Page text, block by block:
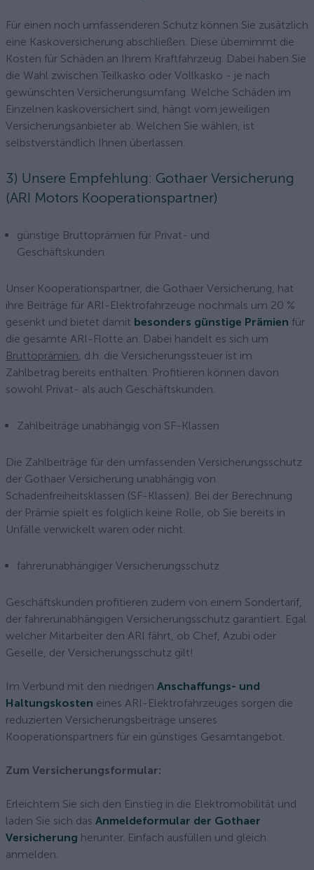
Für einen noch umfassenderen Schutz können Sie zusätzlich
eine Kaskoversicherung abschließen. Diese übernimmt die
Kosten für Schäden an Ihrem Kraftfahrzeug. Dabei haben Sie
die Wahl zwischen Teilkasko oder Vollkasko - je nach
gewünschten Versicherungsumfang. Welche Schäden im
Einzelnen kaskoversichert sind, hängt vom jeweiligen
Versicherungsanbieter ab. Welchen Sie wählen, ist
selbstverständlich Ihnen überlassen.
3) Unsere Empfehlung: Gothaer Versicherung
(ARI Motors Kooperationspartner)
günstige Bruttoprämien für Privat- und
Geschäftskunden
Unser Kooperationspartner, die Gothaer Versicherung, hat
ihre Beiträge für ARI-Elektrofahrzeuge nochmals um 20 %
gesenkt und bietet damit besonders günstige Prämien für
die gesamte ARI-Flotte an. Dabei handelt es sich um
Bruttoprämien, d.h. die Versicherungssteuer ist im
Zahlbetrag bereits enthalten. Profitieren können davon
sowohl Privat- als auch Geschäftskunden.
Zahlbeiträge unabhängig von SF-Klassen
Die Zahlbeiträge für den umfassenden Versicherungsschutz
der Gothaer Versicherung unabhängig von
Schadenfreiheitsklassen (SF-Klassen). Bei der Berechnung
der Prämie spielt es folglich keine Rolle, ob Sie bereits in
Unfälle verwickelt waren oder nicht.
fahrerunabhängiger Versicherungsschutz
Geschäftskunden profitieren zudem von einem Sondertarif,
der fahrerunabhängigen Versicherungsschutz garantiert. Egal
welcher Mitarbeiter den ARI fährt, ob Chef, Azubi oder
Geselle, der Versicherungsschutz gilt!
Im Verbund mit den niedrigen Anschaffungs- und
Haltungskosten eines ARI-Elektrofahrzeuges sorgen die
reduzierten Versicherungsbeiträge unseres
Kooperationspartners für ein günstiges Gesamtangebot.
Zum Versicherungsformular:
Erleichtern Sie sich den Einstieg in die Elektromobilität und
laden Sie sich das Anmeldeformular der Gothaer
Versicherung herunter. Einfach ausfüllen und gleich
anmelden.